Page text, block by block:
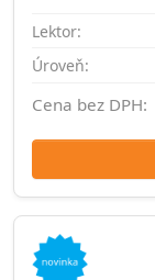
Lektor:
Úroveň:
Cena bez DPH: